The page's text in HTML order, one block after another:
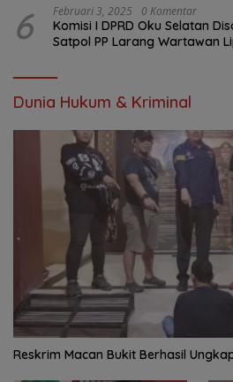
6 Februari 3, 2025 0 Komentar
Komisi I DPRD Oku Selatan
Satpol PP Larang Wartawan
Dunia Hukum & Kriminal
Reskrim Macan Bukit Berhasil